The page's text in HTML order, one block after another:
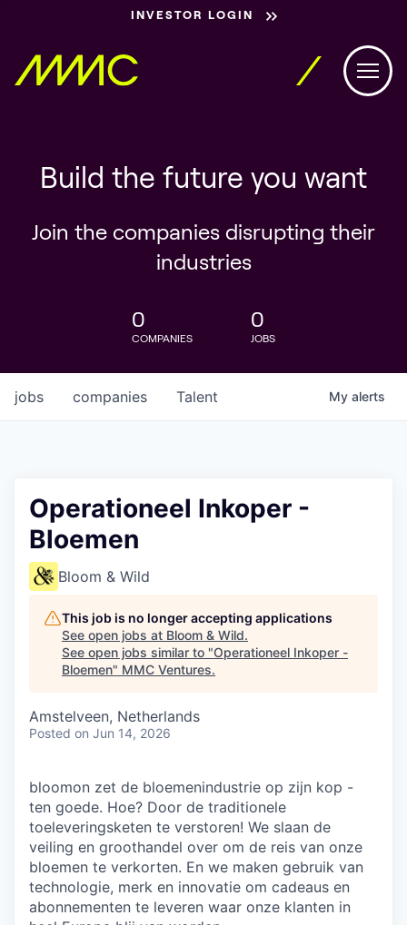
INVESTOR LOGIN
Build the future you want
Join the companies disrupting their
industries
0
COMPANIES
0
JOBS
jobs companies Talent My alerts
Operationeel Inkoper -
Bloemen
Bloom & Wild
This job is no longer accepting applications
See open jobs at Bloom & Wild.
See open jobs similar to "Operationeel Inkoper -
Bloemen" MMC Ventures.
Amstelveen, Netherlands
Posted on Jun 14, 2026
bloomon zet de bloemenindustrie op zijn kop -
ten goede. Hoe? Door de traditionele
toeleveringsketen te verstoren! We slaan de
veiling en groothandel over om de reis van onze
bloemen te verkorten. En we maken gebruik van
technologie, merk en innovatie om cadeaus en
abonnementen te leveren waar onze klanten in